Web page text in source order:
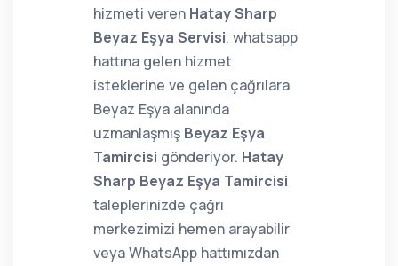
hizmeti veren Hatay Sharp
Beyaz Eşya Servisi, whatsapp
hattına gelen hizmet
isteklerine ve gelen çağrılara
Beyaz Eşya alanında
uzmanlaşmış Beyaz Eşya
Tamircisi gönderiyor. Hatay
Sharp Beyaz Eşya Tamircisi
taleplerinizde çağrı
merkezimizi hemen arayabilir
veya WhatsApp hattımızdan